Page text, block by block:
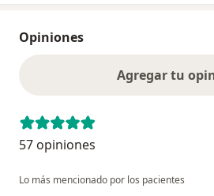
Opiniones
Agregar tu
57 opiniones
Lo más mencionado por los pacientes